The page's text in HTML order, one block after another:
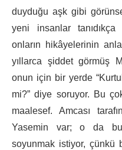
duyduğu aşk gibi
yeni insanlar
onların hikâyelerinin
yıllarca şiddet görmüş
onun için bir yerde
mi?” diye soruyor. Bu
maalesef. Amcası
Yasemin var; o da bu
soyunmak istiyor, çünkü